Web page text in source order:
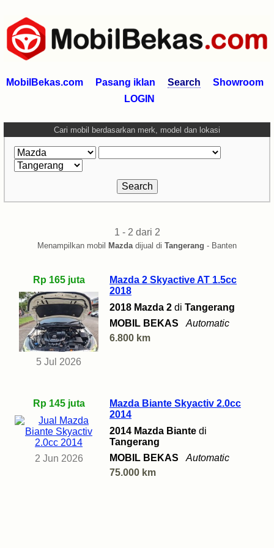
MobilBekas.com Pasang iklan Search
Showroom
LOGIN
Cari mobil berdasarkan merk, model dan lokasi
1 - 2 dari 2
Menampilkan mobil Mazdadijual di Tangerang - Banten
Rp 165 juta
5 Jul 2026
Mazda 2 Skyactive AT 1.5cc
2018
2018 Mazda 2 di Tangerang
MOBIL BEKAS
Automatic
6.800 km
Rp 145 juta
2 Jun 2026
Mazda Biante Skyactiv 2.0cc
2014
2014 Mazda Biante di
Tangerang
MOBIL BEKAS
Automatic
75.000 km